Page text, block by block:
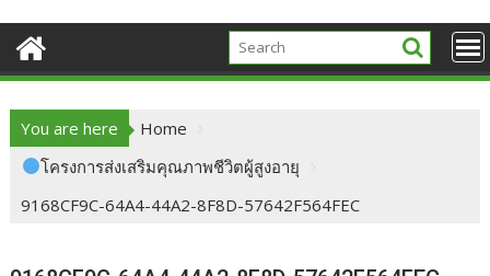
You are here
Home
โครงการส่งเสริมคุณภาพชีวิตผู้สูงอายุ
9168CF9C-64A4-44A2-8F8D-57642F564FEC